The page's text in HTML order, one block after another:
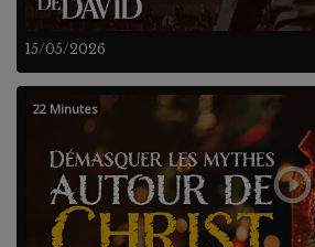
15/05/2026
22 Minutes